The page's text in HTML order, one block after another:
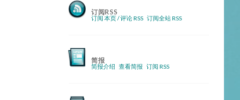
订阅RSS
订阅 本页 / 评论 RSS 订阅全站 RSS
简报
简报介绍 查看简报 订阅 RSS